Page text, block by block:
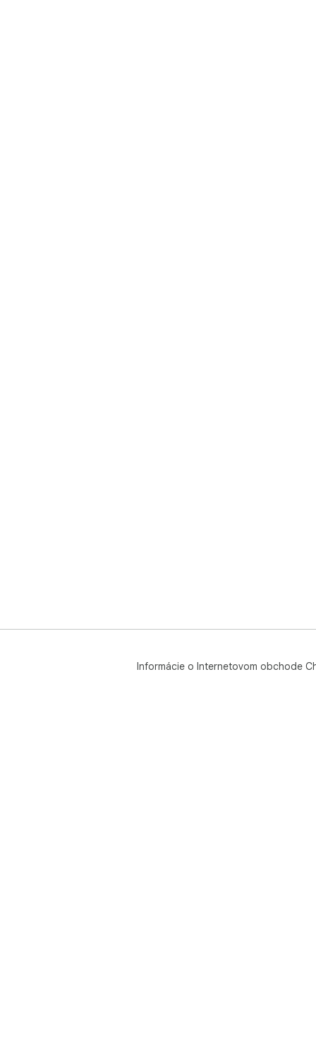
Informácie o Internetovom obchode